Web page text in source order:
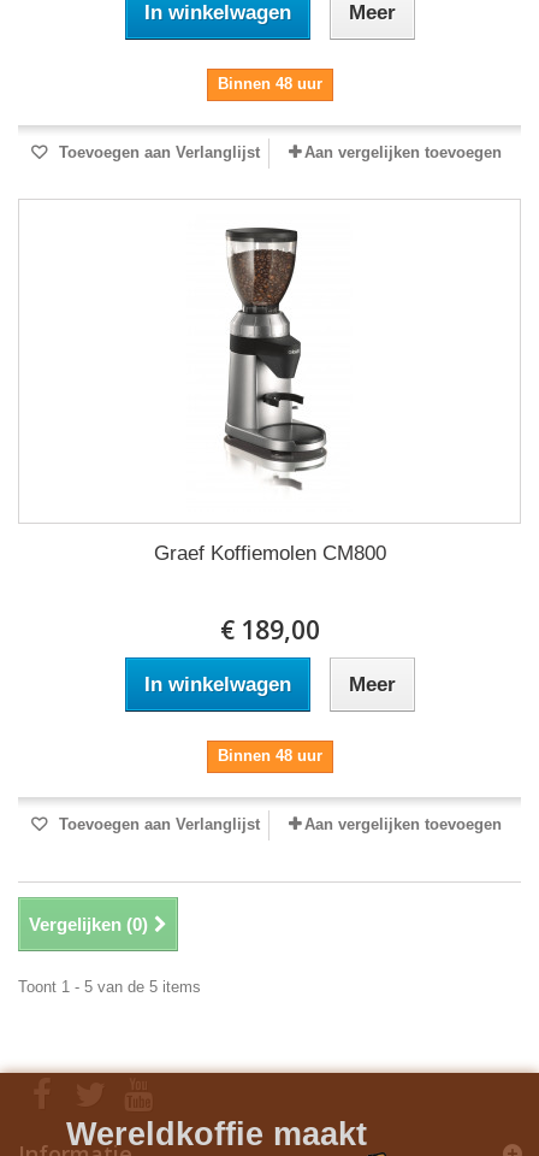
In winkelwagen Meer
Binnen 48 uur
Toevoegen aan Verlanglijst Aan vergelijken toevoegen
Graef Koffiemolen CM800
€ 189,00
In winkelwagen Meer
Binnen 48 uur
Toevoegen aan Verlanglijst Aan vergelijken toevoegen
Vergelijken (0)
Toont 1 - 5 van de 5 items
Wereldkoffie maakt